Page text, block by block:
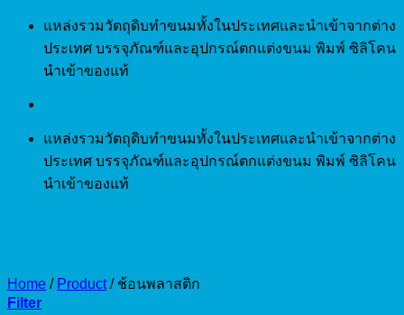
Skip
content
แหล่งรวมวัตถุดิบทำขนมทั้งในประเทศและนำเข้าจากต่าง
ประเทศ บรรจุภัณฑ์และอุปกรณ์ตกแต่งขนม พิมพ์ ซิลิโคน
นำเข้าของแท้
แหล่งรวมวัตถุดิบทำขนมทั้งในประเทศและนำเข้าจากต่าง
ประเทศ บรรจุภัณฑ์และอุปกรณ์ตกแต่งขนม พิมพ์ ซิลิโคน
นำเข้าของแท้
Home / Product /ช้อนพลาสติก
Filter